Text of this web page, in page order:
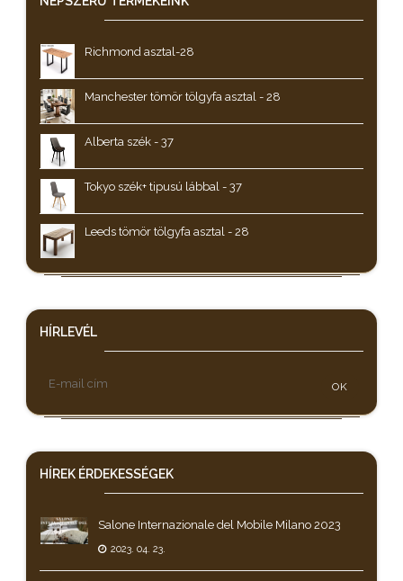
Richmond asztal-28
Manchester tömör tölgyfa asztal - 28
Alberta szék - 37
Tokyo szék+ tipusú lábbal - 37
Leeds tömör tölgyfa asztal - 28
HÍRLEVÉL
OK
HÍREK ÉRDEKESSÉGEK
Salone Internazionale del Mobile Milano 2023
2023. 04. 23.